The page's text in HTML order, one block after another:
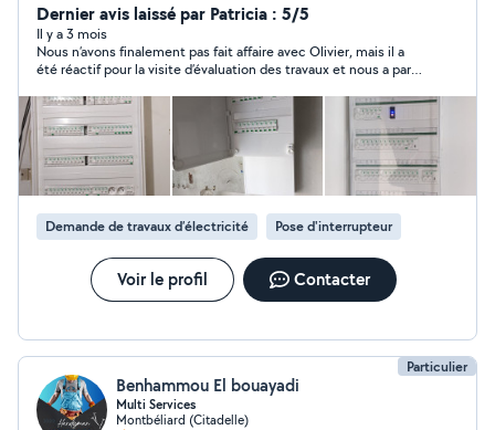
Petits travaux électriques également possibles.
Dernier avis laissé par Patricia : 5/5
Il y a 3 mois
Nous n’avons finalement pas fait affaire avec Olivier, mais il a
été réactif pour la visite d’évaluation des travaux et nous a paru
l’occasion de faire appel à lui à l’avenir. Il nous a fait une bonne
impression quoiqu’il en soit. Merci.
Demande de travaux d’électricité Pose d'interrupteur
Voir le profil Contacter
Particulier
Benhammou El bouayadi
Multi Services
Montbéliard (Citadelle)